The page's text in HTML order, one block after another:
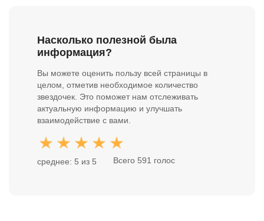
Насколько полезной была
информация?
Вы можете оценить пользу всей страницы в
целом, отметив необходимое количество
звездочек. Это поможет нам отслеживать
актуальную информацию и улучшать
взаимодействие с вами.
среднее: 5 из 5 Всего 591 голос